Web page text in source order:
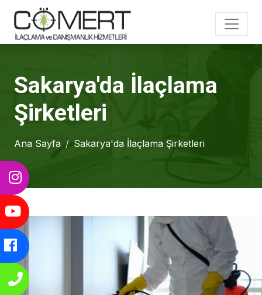
Sakarya'da İlaçlama
Şirketleri
Ana Sayfa Sakarya'da İlaçlama Şirketleri